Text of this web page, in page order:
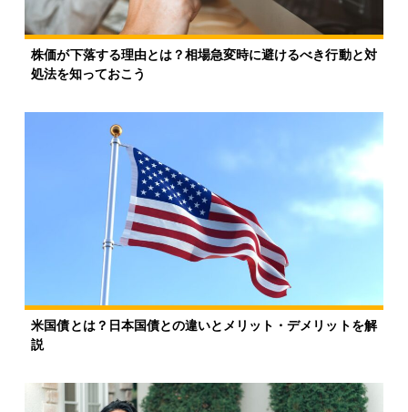
株価が下落する理由とは？相場急変時に避けるべき行動と対
処法を知っておこう
米国債とは？日本国債との違いとメリット・デメリットを解
説